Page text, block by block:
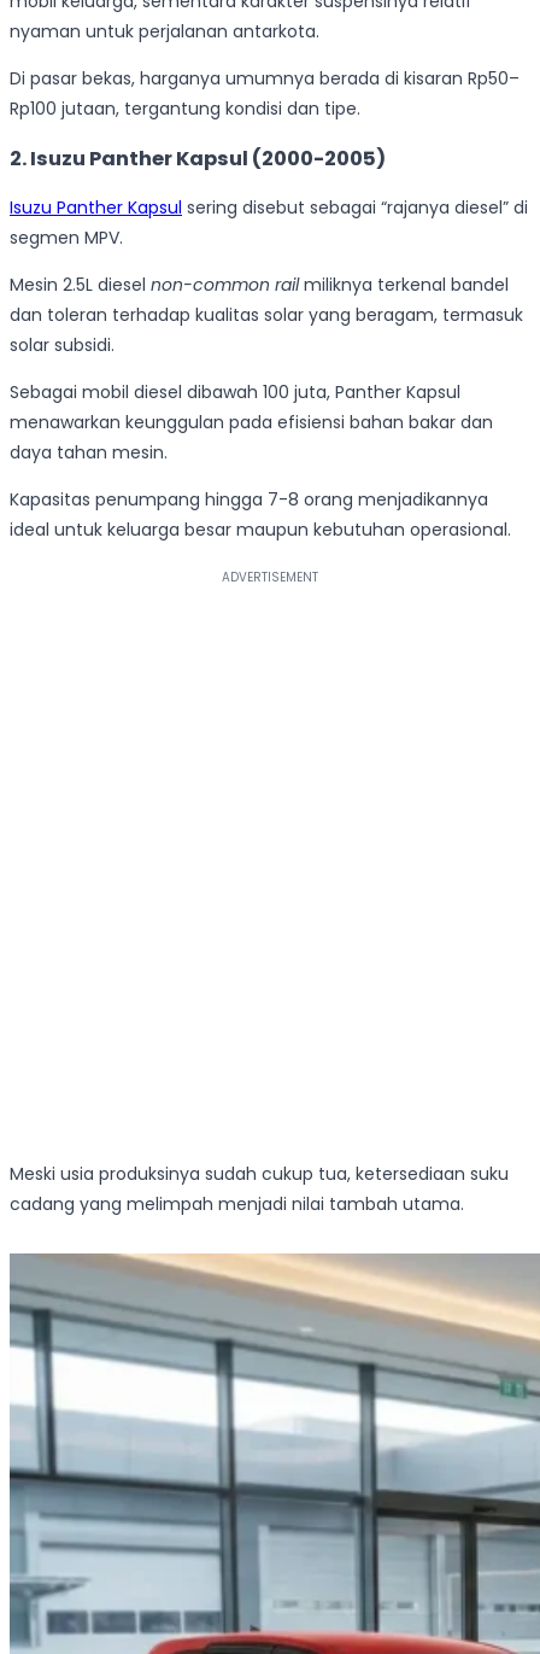
nyaman untuk perjalanan antarkota.
Di pasar bekas, harganya umumnya berada di kisaran Rp50–
Rp100 jutaan, tergantung kondisi dan tipe.
2. Isuzu Panther Kapsul (2000-2005)
Isuzu Panther Kapsul sering disebut sebagai “rajanya diesel” di
segmen MPV.
Mesin 2.5L diesel non-common railmiliknya terkenal bandel
dan toleran terhadap kualitas solar yang beragam, termasuk
solar subsidi.
Sebagai mobil diesel dibawah 100 juta, Panther Kapsul
menawarkan keunggulan pada efisiensi bahan bakar dan
daya tahan mesin.
Kapasitas penumpang hingga 7-8 orang menjadikannya
ideal untuk keluarga besar maupun kebutuhan operasional.
Meski usia produksinya sudah cukup tua, ketersediaan suku
cadang yang melimpah menjadi nilai tambah utama.